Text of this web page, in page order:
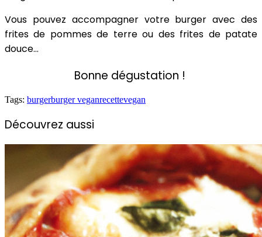
Vous pouvez accompagner votre burger avec des
frites de pommes de terre ou des frites de patate
douce…
Bonne dégustation !
Tags: burgerburger veganrecettevegan
Découvrez aussi